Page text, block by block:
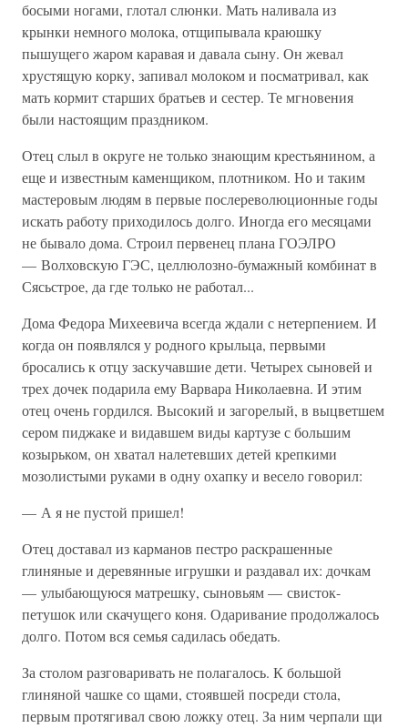
босыми ногами, глотал слюнки. Мать наливала из
крынки немного молока, отщипывала краюшку
пышущего жаром каравая и давала сыну. Он жевал
хрустящую корку, запивал молоком и посматривал, как
мать кормит старших братьев и сестер. Те мгновения
были настоящим праздником.
Отец слыл в округе не только знающим крестьянином, а
еще и известным каменщиком, плотником. Но и таким
мастеровым людям в первые послереволюционные годы
искать работу приходилось долго. Иногда его месяцами
не бывало дома. Строил первенец плана ГОЭЛРО
— Волховскую ГЭС, целлюлозно-бумажный комбинат в
Сясьстрое, да где только не работал...
Дома Федора Михеевича всегда ждали с нетерпением. И
когда он появлялся у родного крыльца, первыми
бросались к отцу заскучавшие дети. Четырех сыновей и
трех дочек подарила ему Варвара Николаевна. И этим
отец очень гордился. Высокий и загорелый, в выцветшем
сером пиджаке и видавшем виды картузе с большим
козырьком, он хватал налетевших детей крепкими
мозолистыми руками в одну охапку и весело говорил:
— А я не пустой пришел!
Отец доставал из карманов пестро раскрашенные
глиняные и деревянные игрушки и раздавал их: дочкам
— улыбающуюся матрешку, сыновьям — свисток-
петушок или скачущего коня. Одаривание продолжалось
долго. Потом вся семья садилась обедать.
За столом разговаривать не полагалось. К большой
глиняной чашке со щами, стоявшей посреди стола,
первым протягивал свою ложку отец. За ним черпали щи